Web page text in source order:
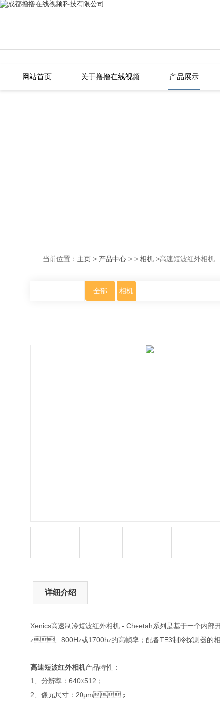
撸撸在线视频,撸撸片在线,撸撸小视频,撸撸色成人在线
网站首页 关于撸撸在线视频 产品展示
当前位置： 主页> 产品中心> > 相机>高速短波红外相机
全部 相机
详细介绍
Xenics高速制冷短波红外相机 - Cheetah系列是基于一个内部开
z、800Hz或1700hz的高帧率；配备TE3制冷探测器的
高速短波红外相机产品特性：
1、分辨率：640×512；
2、像元尺寸：20μm；